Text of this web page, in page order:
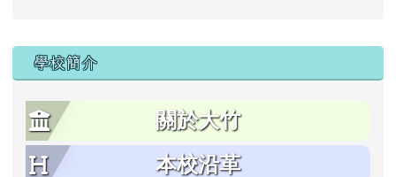
學校簡介
關於大竹
本校沿革